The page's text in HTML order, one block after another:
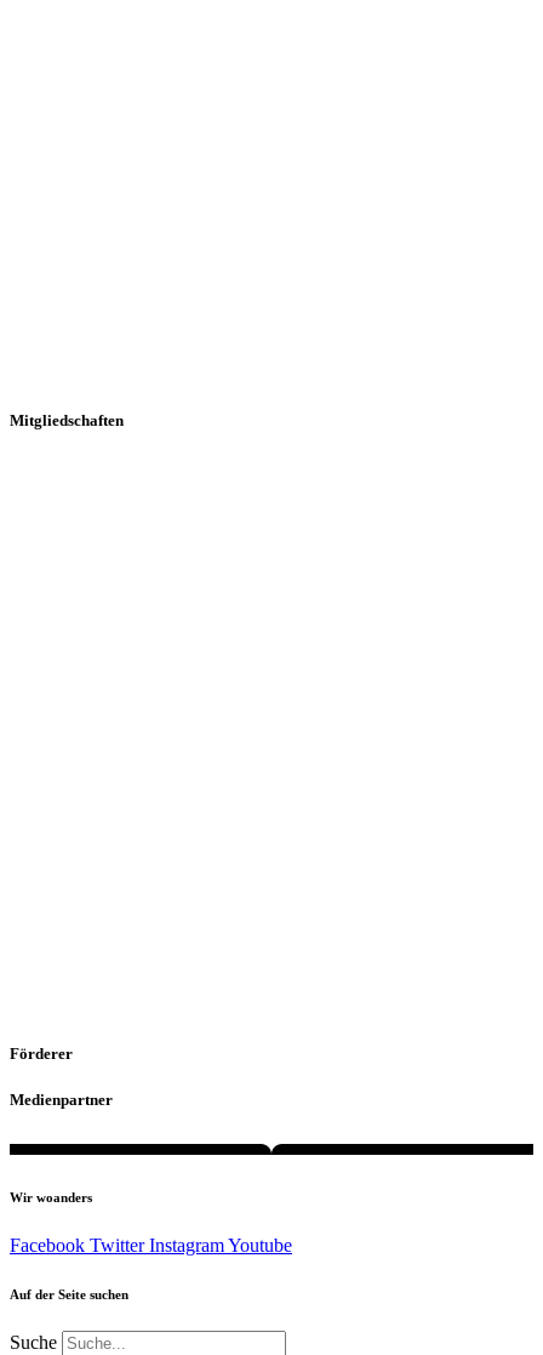
Mitgliedschaften
Förderer
Medienpartner
Wir woanders
Facebook Twitter InstagramYoutube
Auf der Seite suchen
Suche